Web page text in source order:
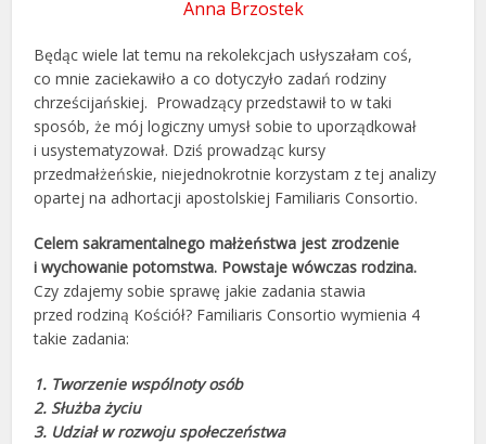
Anna Brzostek
Będąc wiele lat temu na rekolekcjach usłyszałam coś,
co mnie zaciekawiło a co dotyczyło zadań rodziny
chrześcijańskiej. Prowadzący przedstawił to w taki
sposób, że mój logiczny umysł sobie to uporządkował
i usystematyzował. Dziś prowadząc kursy
przedmałżeńskie, niejednokrotnie korzystam z tej analizy
opartej na adhortacji apostolskiej Familiaris Consortio.
Celem sakramentalnego małżeństwa jest zrodzenie
i wychowanie potomstwa. Powstaje wówczas rodzina.
Czy zdajemy sobie sprawę jakie zadania stawia
przed rodziną Kościół? Familiaris Consortio wymienia 4
takie zadania:
1. Tworzenie wspólnoty osób
2. Służba życiu
3. Udział w rozwoju społeczeństwa